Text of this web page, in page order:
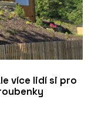
více lidí si pro